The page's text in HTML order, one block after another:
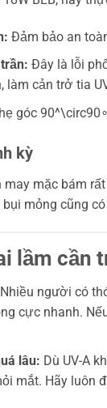
Đảm bảo an
Đây là lỗi
làm cản trở tia
góc 90^\circ
kỳ
may mặc bám
mỏng cũng
lầm cần
Nhiều người có
cực nhanh.
lâu: Dù UV-A
mắt. Hãy luôn